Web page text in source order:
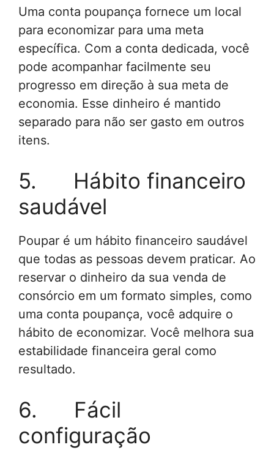
Uma conta poupança fornece um local
para economizar para uma meta
específica. Com a conta dedicada, você
pode acompanhar facilmente seu
progresso em direção à sua meta de
economia. Esse dinheiro é mantido
separado para não ser gasto em outros
itens.
5. Hábito financeiro
saudável
Poupar é um hábito financeiro saudável
que todas as pessoas devem praticar. Ao
reservar o dinheiro da sua venda de
consórcio em um formato simples, como
uma conta poupança, você adquire o
hábito de economizar. Você melhora sua
estabilidade financeira geral como
resultado.
6. Fácil
configuração